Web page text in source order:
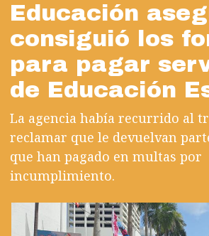
Educación
consiguió los
para pagar
de Educación
La agencia había recurrido al
reclamar que le devuelvan
que han pagado en multas por
incumplimiento.